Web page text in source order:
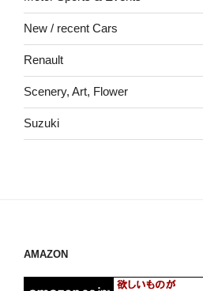
New / recent Cars
Renault
Scenery, Art, Flower
Suzuki
AMAZON